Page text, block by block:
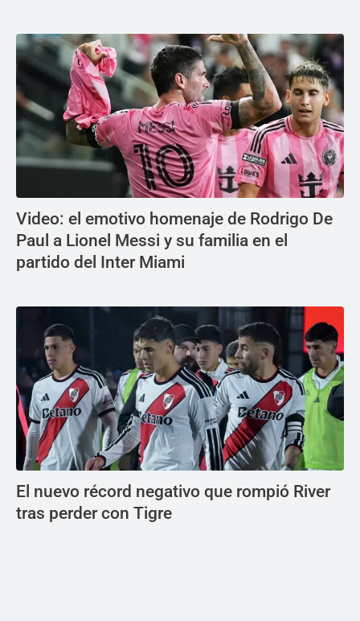
Video: el emotivo homenaje de Rodrigo De
Paul a Lionel Messi y su familia en el
partido del Inter Miami
El nuevo récord negativo que rompió River
tras perder con Tigre